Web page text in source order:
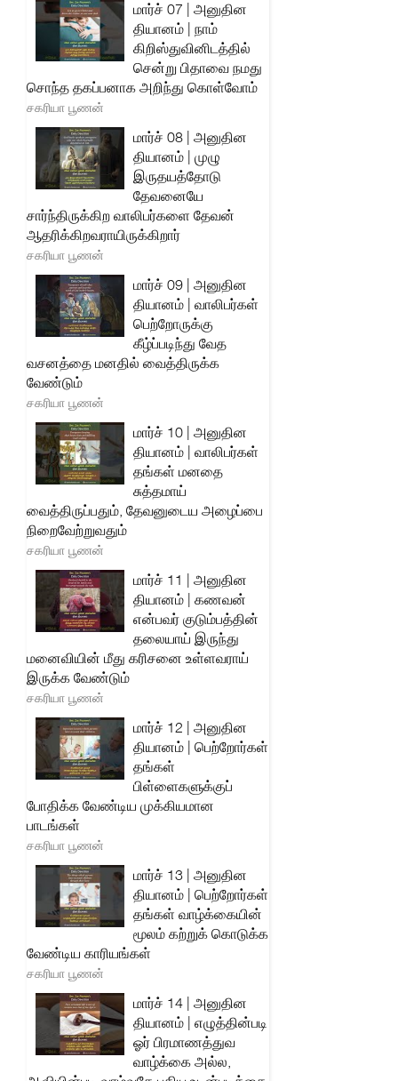
மார்ச் 07 | அனுதின
தியானம் | நாம்
கிறிஸ்துவினிடத்தில்
சென்று பிதாவை நமது
சொந்த தகப்பனாக அறிந்து கொள்வோம்
சகரியா பூணன்
மார்ச் 08 | அனுதின
தியானம் | முழு
இருதயத்தோடு
தேவனையே
சார்ந்திருக்கிற வாலிபர்களை தேவன்
ஆதரிக்கிறவராயிருக்கிறார்
சகரியா பூணன்
மார்ச் 09 | அனுதின
தியானம் | வாலிபர்கள்
பெற்றோருக்கு
கீழ்ப்படிந்து வேத
வசனத்தை மனதில் வைத்திருக்க
வேண்டும்
சகரியா பூணன்
மார்ச் 10 | அனுதின
தியானம் | வாலிபர்கள்
தங்கள் மனதை
சுத்தமாய்
வைத்திருப்பதும், தேவனுடைய அழைப்பை
நிறைவேற்றுவதும்
சகரியா பூணன்
மார்ச் 11 | அனுதின
தியானம் | கணவன்
என்பவர் குடும்பத்தின்
தலையாய் இருந்து
மனைவியின் மீது கரிசனை உள்ளவராய்
இருக்க வேண்டும்
சகரியா பூணன்
மார்ச் 12 | அனுதின
தியானம் | பெற்றோர்கள்
தங்கள்
பிள்ளைகளுக்குப்
போதிக்க வேண்டிய முக்கியமான
பாடங்கள்
சகரியா பூணன்
மார்ச் 13 | அனுதின
தியானம் | பெற்றோர்கள்
தங்கள் வாழ்க்கையின்
மூலம் கற்றுக் கொடுக்க
வேண்டிய காரியங்கள்
சகரியா பூணன்
மார்ச் 14 | அனுதின
தியானம் | எழுத்தின்படி
ஓர் பிரமாணத்துவ
வாழ்க்கை அல்ல,